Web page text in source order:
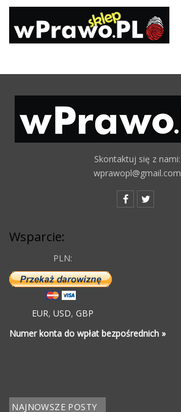
Skontaktuj się z nami:
wprawopl@gmail.com
Wsparcie:
PLN:
EUR, USD, GBP
Numer konta do wpłat bezpośrednich »
NAJNOWSZE POSTY